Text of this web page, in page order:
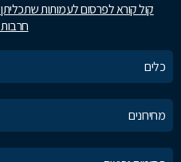
קול קורא לפרסום לעמותות
כלים
מחירונים